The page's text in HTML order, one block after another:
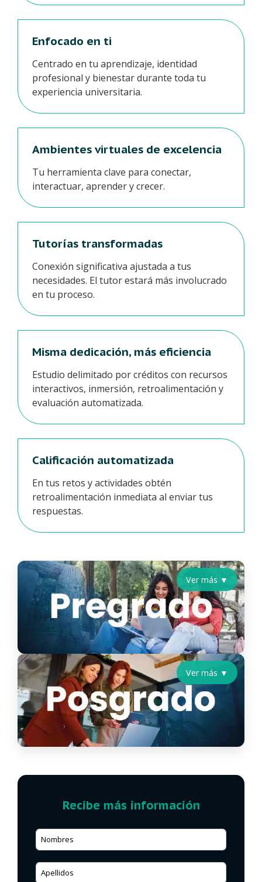
Enfocado en ti
Centrado en tu aprendizaje, identidad
profesional y bienestar durante toda tu
experiencia universitaria.
Ambientes virtuales de excelencia
Tu herramienta clave para conectar,
interactuar, aprender y crecer.
Tutorías transformadas
Conexión significativa ajustada a tus
necesidades. El tutor estará más involucrado
en tu proceso.
Misma dedicación, más eficiencia
Estudio delimitado por créditos con recursos
interactivos, inmersión, retroalimentación y
evaluación automatizada.
Calificación automatizada
En tus retos y actividades obtén
retroalimentación inmediata al enviar tus
respuestas.
Ver más ▼
Ver más ▼
Recibe más información
Nombres
Apellidos